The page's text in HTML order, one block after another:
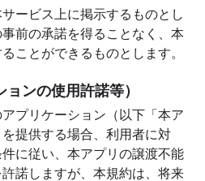
ービス上に掲示するものとし
前の承諾を得ることなく、本
ことができるものとします。
ンの使用許諾等）
プリケーション（以下「本ア
提供する場合、利用者に対
に従い、本アプリの譲渡不能
諾しますが、本規約は、将来